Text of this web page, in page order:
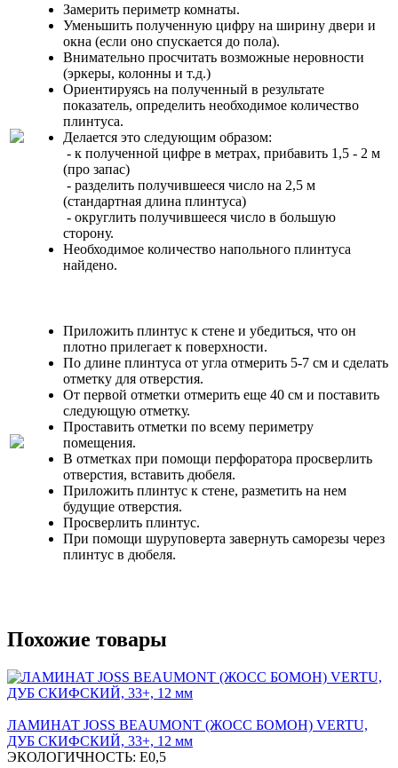
Замерить периметр комнаты.
Уменьшить полученную цифру на ширину двери и
окна (если оно спускается до пола).
Внимательно просчитать возможные неровности
(эркеры, колонны и т.д.)
Ориентируясь на полученный в результате
показатель, определить необходимое количество
плинтуса.
Делается это следующим образом:
- к полученной цифре в метрах, прибавить 1,5 - 2 м
(про запас)
- разделить получившееся число на 2,5 м
(стандартная длина плинтуса)
- округлить получившееся число в большую
сторону.
Необходимое количество напольного плинтуса
найдено.
Приложить плинтус к стене и убедиться, что он
плотно прилегает к поверхности.
По длине плинтуса от угла отмерить 5-7 см и сделать
отметку для отверстия.
От первой отметки отмерить еще 40 см и поставить
следующую отметку.
Проставить отметки по всему периметру
помещения.
В отметках при помощи перфоратора просверлить
отверстия, вставить дюбеля.
Приложить плинтус к стене, разметить на нем
будущие отверстия.
Просверлить плинтус.
При помощи шуруповерта завернуть саморезы через
плинтус в дюбеля.
Похожие товары
ЛАМИНАТ JOSS BEAUMONT (ЖОСС БОМОН) VERTU,
ДУБ СКИФСКИЙ, 33+, 12 мм
ЭКОЛОГИЧНОСТЬ: Е0,5